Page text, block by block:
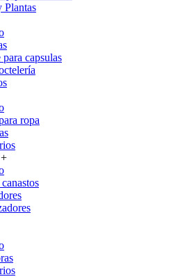
Plantas
para capsulas
ropa
+